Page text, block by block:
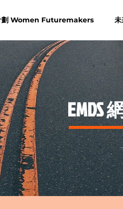
劃 Women Futuremakers
​EMDS